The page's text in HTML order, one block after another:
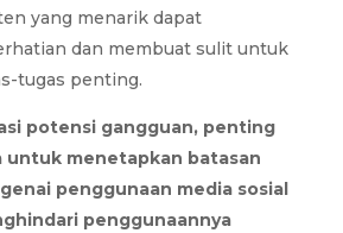
yang menarik dapat
dan membuat sulit untuk
tugas penting.
potensi gangguan, penting
untuk menetapkan batasan
penggunaan media sosial
penggunaannya